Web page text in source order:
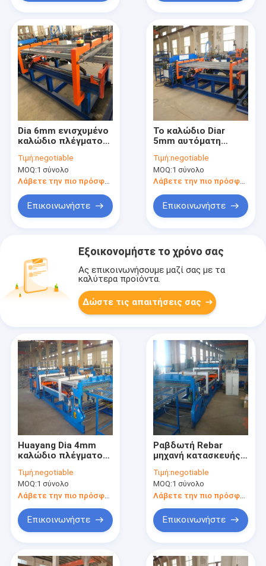
Dia 6mm ενισχυμένο
καλώδιο πλέγματος
κάνει το πλέγμα
Electrowelded
μηχανών
Τιμή:negotiable
MOQ:1 σύνολο
Λάβετε την πιο πρόσφατη τιμή
Επικοινωνήστε
Το καλώδιο Diar
5mm αυτόματη
αντιδιαβρωτικού,
100A ένωσε στενά
τη μηχανή
καλωδίων
Τιμή:negotiable
MOQ:1 σύνολο
Λάβετε την πιο πρόσφατη τιμή
Επικοινωνήστε
Εξοικονομήστε το χρόνο σας
Ας επικοινωνήσουμε μαζί σας με τα
καλύτερα προϊόντα.
Δώστε τις απαιτήσεις σας
Huayang Dia 4mm
καλώδιο πλέγματος
κατασκευάζει τη
μηχανή 90times/Min
Τιμή:negotiable
MOQ:1 σύνολο
Λάβετε την πιο πρόσφατη τιμή
Επικοινωνήστε
Ραβδωτή Rebar
μηχανή κατασκευής
καλωδίων δικτύου,
ανοξείδωτη μηχανή
συγκόλλησης 220V
CNC
Τιμή:negotiable
MOQ:1 σύνολο
Επικοινωνήστε